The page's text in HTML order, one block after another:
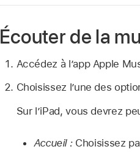
Écouter de la
Accédez à l’app Apple
Choisissez l’une des
Sur l’iPad, vous devrez
Accueil :Choisissez